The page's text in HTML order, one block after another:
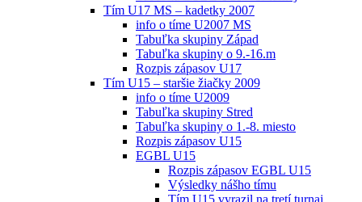
Tím U17 MS – kadetky 2007
info o tíme U2007 MS
Tabuľka skupiny Západ
Tabuľka skupiny o 9.-16.m
Rozpis zápasov U17
Tím U15 – staršie žiačky 2009
info o tíme U2009
Tabuľka skupiny Stred
Tabuľka skupiny o 1.-8. miesto
Rozpis zápasov U15
EGBL U15
Rozpis zápasov EGBL U15
Výsledky nášho tímu
Tím U15 vyrazil na tretí turnaj